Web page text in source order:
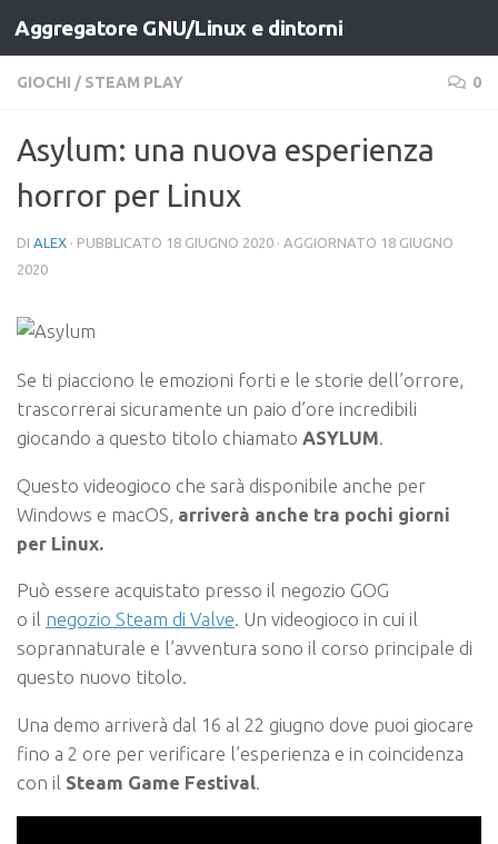
Salta al contenuto
Aggregatore GNU/Linux e dintorni
GIOCHI / STEAM PLAY 0
Asylum: una nuova esperienza
horror per Linux
DI ALEX · PUBBLICATO 18 GIUGNO 2020 · AGGIORNATO 18 GIUGNO
2020
Se ti piacciono le emozioni forti e le storie dell’orrore,
trascorrerai sicuramente un paio d’ore incredibili
giocando a questo titolo chiamato ASYLUM.
Questo videogioco che sarà disponibile anche per
Windows e macOS, arriverà anche tra pochi giorni
per Linux.
Può essere acquistato presso il negozio GOG
o il negozio Steam di Valve. Un videogioco in cui il
soprannaturale e l’avventura sono il corso principale di
questo nuovo titolo.
Una demo arriverà dal 16 al 22 giugno dove puoi giocare
fino a 2 ore per verificare l’esperienza e in coincidenza
con il Steam Game Festival.